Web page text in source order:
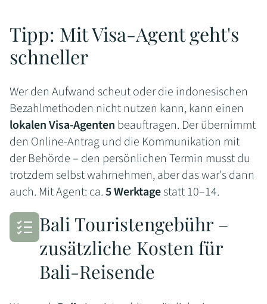
Tipp: Mit Visa-Agent geht's
schneller
Wer den Aufwand scheut oder die indonesischen
Bezahlmethoden nicht nutzen kann, kann einen
lokalen Visa-Agenten beauftragen. Der übernimmt
den Online-Antrag und die Kommunikation mit
der Behörde – den persönlichen Termin musst du
trotzdem selbst wahrnehmen, aber das war's dann
auch. Mit Agent: ca.5 Werktagestatt 10–14.
Bali Touristengebühr –
zusätzliche Kosten für
Bali-Reisende